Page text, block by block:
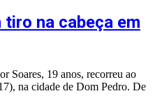
na cabeça em
Soares, 19 anos, recorreu ao
na cidade de Dom Pedro. De